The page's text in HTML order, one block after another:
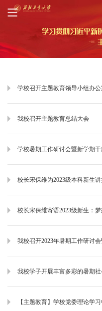
学校召开主题教育领导小组办
我校召开主题教育总结大会
学校暑期工作研讨会暨新学期干部大会引
校长宋保维为2023级本科新生
校长宋保维寄语2023级新生：梦想从新起
我校召开2023年暑期工作研讨
我校学子开展丰富多彩的暑期
【主题教育】学校党委理论学习中心组举行主题教